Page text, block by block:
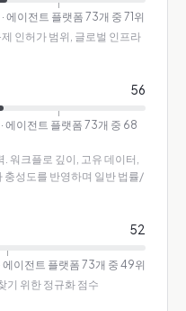
· 에이전트 플랫폼 73개 중 71위
인허가 범위, 글로벌 인프라
56
· 에이전트 플랫폼 73개 중 68
워크플로 깊이, 고유 데이터,
충성도를 반영하며 일반 법률/
52
· 에이전트 플랫폼 73개 중 49위
기 위한 정규화 점수